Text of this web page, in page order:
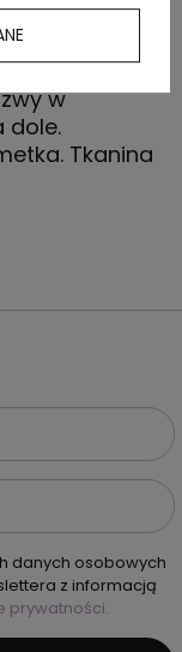
z bawełny
i
Zapięcie
w
dole.
Tkanina
danych osobowych
z informacją
prywatności.